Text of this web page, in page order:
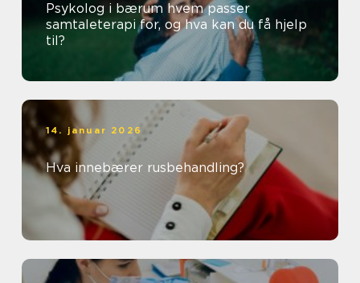
Psykolog i bærum hvem passer
samtaleterapi for, og hva kan du få hjelp
til?
14. januar 2026
Hva innebærer rusbehandling?